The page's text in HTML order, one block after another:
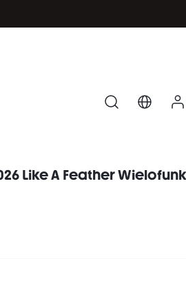
Like A Feather